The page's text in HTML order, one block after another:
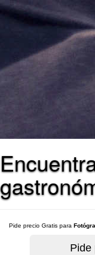
Pide precio Gratis para